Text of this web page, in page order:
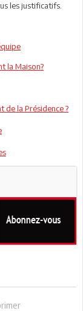
les justificatifs.
la Maison?
de la Présidence ?